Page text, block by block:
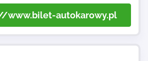
www.bilet-autokarowy.pl